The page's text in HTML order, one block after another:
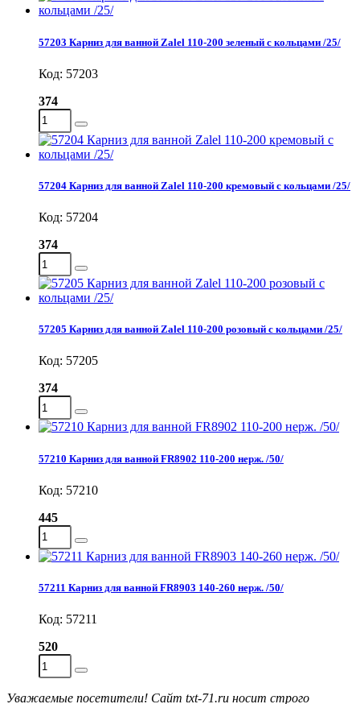
57203 Карниз для ванной Zalel 110-200 зеленый с кольцами /25/
Код: 57203
374
57204 Карниз для ванной Zalel 110-200 кремовый с кольцами /25/
Код: 57204
374
57205 Карниз для ванной Zalel 110-200 розовый с кольцами /25/
Код: 57205
374
57210 Карниз для ванной FR8902 110-200 нерж. /50/
Код: 57210
445
57211 Карниз для ванной FR8903 140-260 нерж. /50/
Код: 57211
520
Уважаемые посетители! Сайт txt-71.ru носит строго